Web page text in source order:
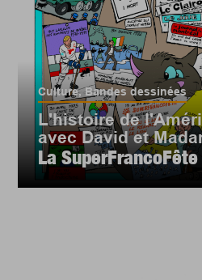
Culture,Bandes dessinées
L'histoire de
avec David et
La SuperFrancoFête